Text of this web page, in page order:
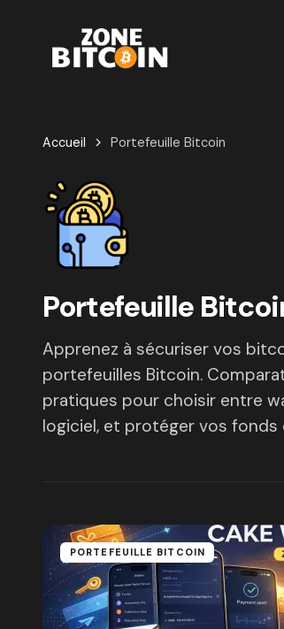
Accueil Portefeuille Bitcoin
Portefeuille
Apprenez à sécuriser vos
portefeuilles Bitcoin.
pratiques pour choisir entre
logiciel, et protéger vos
PORTEFEUILLE BITCOIN